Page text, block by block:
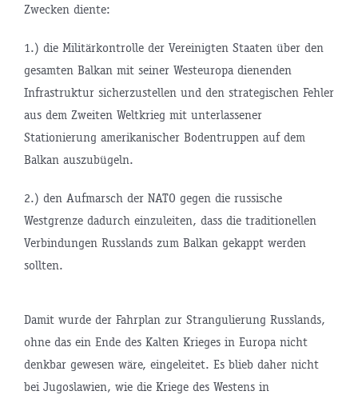
Zwecken diente:
1.) die Militärkontrolle der Vereinigten Staaten über den
gesamten Balkan mit seiner Westeuropa dienenden
Infrastruktur sicherzustellen und den strategischen Fehler
aus dem Zweiten Weltkrieg mit unterlassener
Stationierung amerikanischer Bodentruppen auf dem
Balkan auszubügeln.
2.) den Aufmarsch der NATO gegen die russische
Westgrenze dadurch einzuleiten, dass die traditionellen
Verbindungen Russlands zum Balkan gekappt werden
sollten.
Damit wurde der Fahrplan zur Strangulierung Russlands,
ohne das ein Ende des Kalten Krieges in Europa nicht
denkbar gewesen wäre, eingeleitet. Es blieb daher nicht
bei Jugoslawien, wie die Kriege des Westens in